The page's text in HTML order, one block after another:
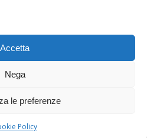
Accetta
Nega
le preferenze
Policy
di energia elettrica
2026 ©
di
WP Royal